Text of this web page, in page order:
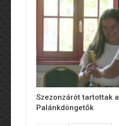
Szezonzárót tartottak a
Palánkdöngetők